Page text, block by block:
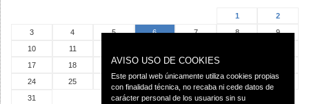
1
2
3
4 5 6 7 8
9
10
11
17
18 19 20 21
24
25 26 27 28 29
30
31
AVISO USO DE COOKIES
Este portal web únicamente utiliza cookies propias
con finalidad técnica, no recaba ni cede datos de
carácter personal de los usuarios sin su